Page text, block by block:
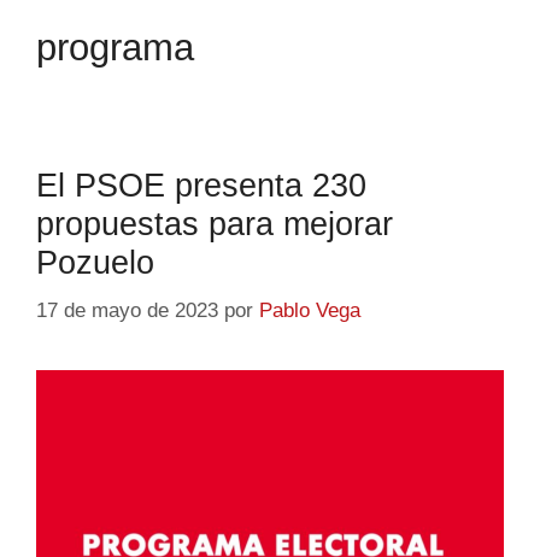
programa
El PSOE presenta 230
propuestas para mejorar
Pozuelo
17 de mayo de 2023 por Pablo Vega